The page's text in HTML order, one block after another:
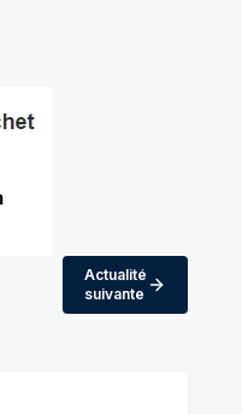
Actualité
suivante